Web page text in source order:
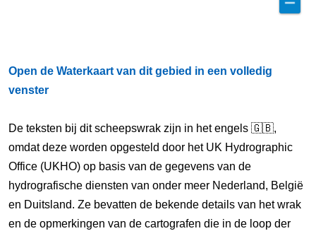
Open de Waterkaart van dit gebied in een volledig
venster
De teksten bij dit scheepswrak zijn in het engels 🇬🇧,
omdat deze worden opgesteld door het UK Hydrographic
Office (UKHO) op basis van de gegevens van de
hydrografische diensten van onder meer Nederland, België
en Duitsland. Ze bevatten de bekende details van het wrak
en de opmerkingen van de cartografen die in de loop der